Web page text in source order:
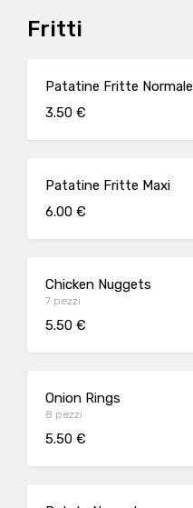
Fritti
Patatine Fritte Normale
3.50 €
Patatine Fritte Maxi
6.00 €
Chicken Nuggets
7 pezzi
5.50 €
Onion Rings
8 pezzi
5.50 €